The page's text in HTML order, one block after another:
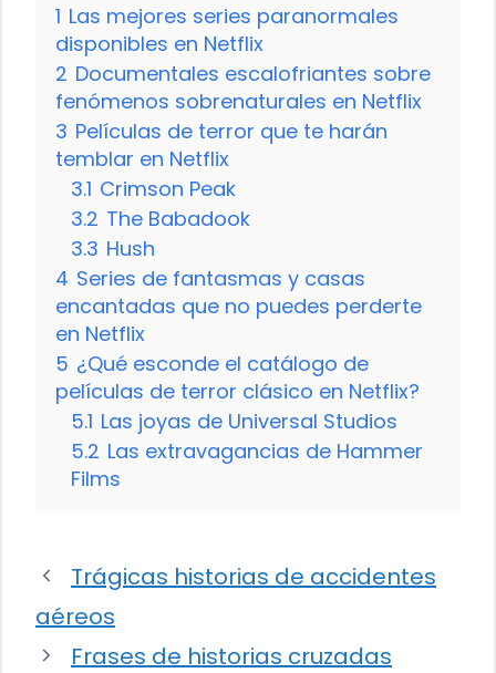
1 Las mejores series paranormales
disponibles en Netflix
2 Documentales escalofriantes sobre
fenómenos sobrenaturales en Netflix
3 Películas de terror que te harán
temblar en Netflix
3.1 Crimson Peak
3.2 The Babadook
3.3 Hush
4 Series de fantasmas y casas
encantadas que no puedes perderte
en Netflix
5 ¿Qué esconde el catálogo de
películas de terror clásico en Netflix?
5.1 Las joyas de Universal Studios
5.2 Las extravagancias de Hammer
Films
Trágicas historias de accidentes
aéreos
Frases de historias cruzadas